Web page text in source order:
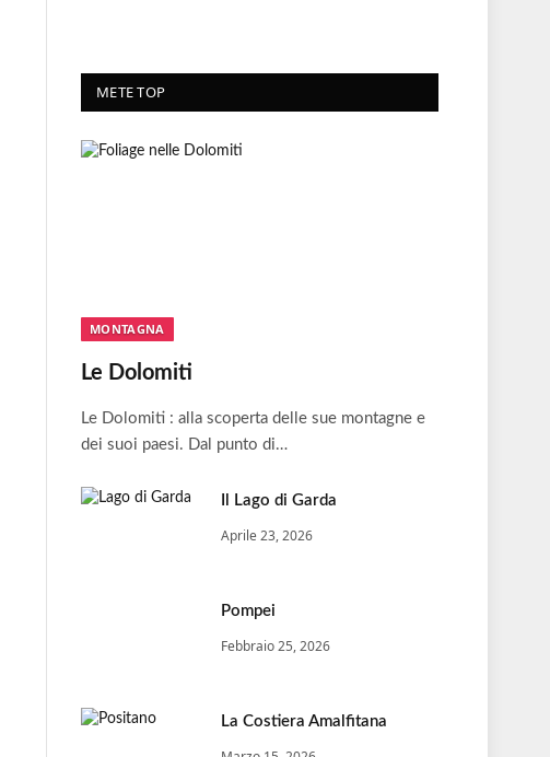
METE TOP
MONTAGNA
Le Dolomiti
Le Dolomiti : alla scoperta delle sue montagne e
dei suoi paesi. Dal punto di…
Il Lago di Garda
Aprile 23, 2026
Pompei
Febbraio 25, 2026
La Costiera Amalfitana